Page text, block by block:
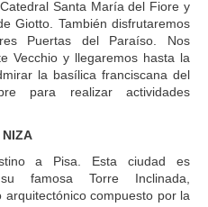
Santa María del Fiore y
Giotto. También disfrutaremos
Puertas del Paraíso. Nos
Vecchio y llegaremos hasta la
la basílica franciscana del
para realizar actividades
NIZA
a Pisa. Esta ciudad es
famosa Torre Inclinada,
compuesto por la